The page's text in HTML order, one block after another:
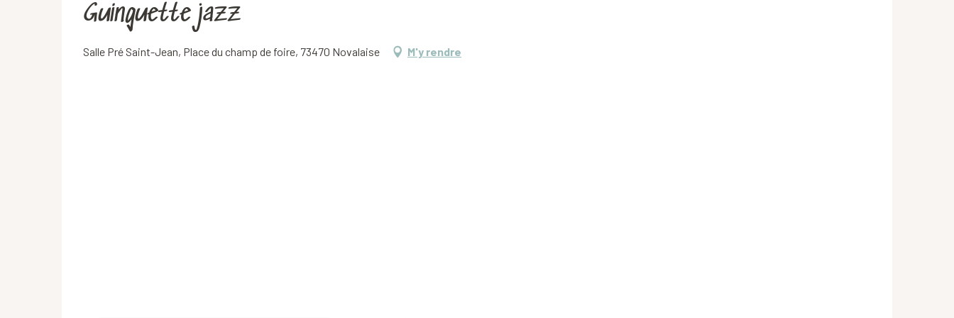
Guinguette jazz
Salle Pré Saint-Jean, Place du champ de foire, 73470 Novalaise M'y rendre